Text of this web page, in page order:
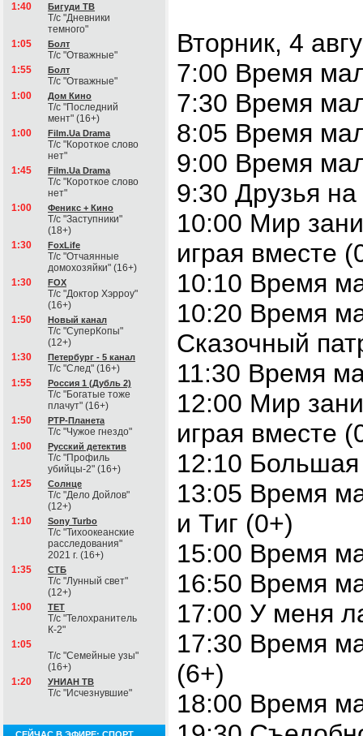
1:40
Бигуди ТВ
Т/с "Дневники
темного"
1:05
Болт
Т/с "Отважные"
1:55
Болт
Т/с "Отважные"
1:00
Дом Кино
Т/с "Последний
мент" (16+)
1:00
Film.Ua Drama
Т/с "Короткое слово
нет"
1:45
Film.Ua Drama
Т/с "Короткое слово
нет"
1:00
Феникс + Кино
Т/с "Заступники"
(18+)
1:30
FoxLife
Т/с "Отчаянные
домохозяйки" (16+)
1:30
FOX
Т/с "Доктор Хэрроу"
(16+)
1:50
Новый канал
Т/с "СуперКопы"
(12+)
1:30
Петербург - 5 канал
Т/с "След" (16+)
1:55
Россия 1 (Дубль 2)
Т/с "Богатые тоже
плачут" (16+)
1:50
РТР-Планета
Т/с "Чужое гнездо"
1:00
Русский детектив
Т/с "Профиль
убийцы-2" (16+)
1:25
Солнце
Т/с "Дело Дойлов"
(12+)
1:10
Sony Turbo
Т/с "Тихоокеанские
расследования"
2021 г. (16+)
1:35
СТБ
Т/с "Лунный свет"
(12+)
1:00
ТЕТ
Т/с "Телохранитель
К-2"
1:05
Т/с "Семейные узы"
(16+)
1:20
УНИАН ТВ
Т/с "Исчезнувшие"
Вторник, 4
7:00 Время
7:30 Время
8:05 Время
9:00 Время
9:30 Друзья
10:00 Мир
играя вместе
10:10 Время
10:20 Время
Сказочный
11:30 Время
12:00 Мир
играя вместе
12:10
13:05 Время
и Тиг (0+)
15:00 Время
16:50 Время
17:00 У меня
17:30 Время
(6+)
18:00 Время